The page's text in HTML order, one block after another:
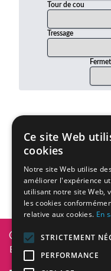
Tour de cou
Tressage
Aucun article
Diversity In Design
BE0836.101.101
Ce site Web
cookies
Notre site Web utilise
améliorer l'expérience
utilisant notre site Web,
les cookies
relative aux cookies. En
STRICTEMENT
PERFORMANCE